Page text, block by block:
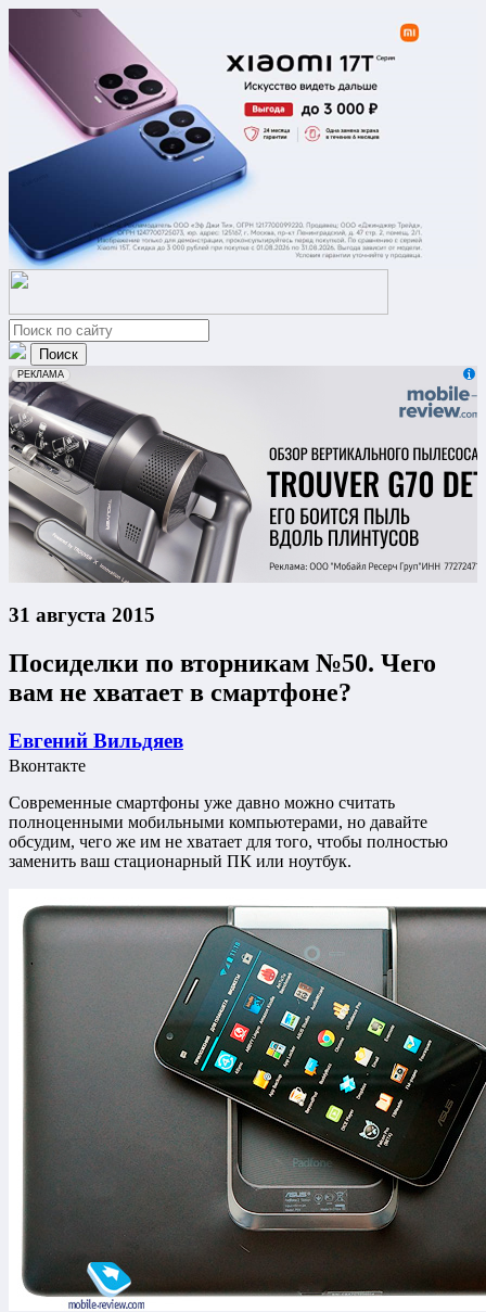
erid: 2VfnxxmNzs5
РЕКЛАМА
31 августа 2015
Посиделки по вторникам №50. Чего
вам не хватает в смартфоне?
Евгений Вильдяев
Вконтакте
Современные смартфоны уже давно можно считать
полноценными мобильными компьютерами, но давайте
обсудим, чего же им не хватает для того, чтобы полностью
заменить ваш стационарный ПК или ноутбук.